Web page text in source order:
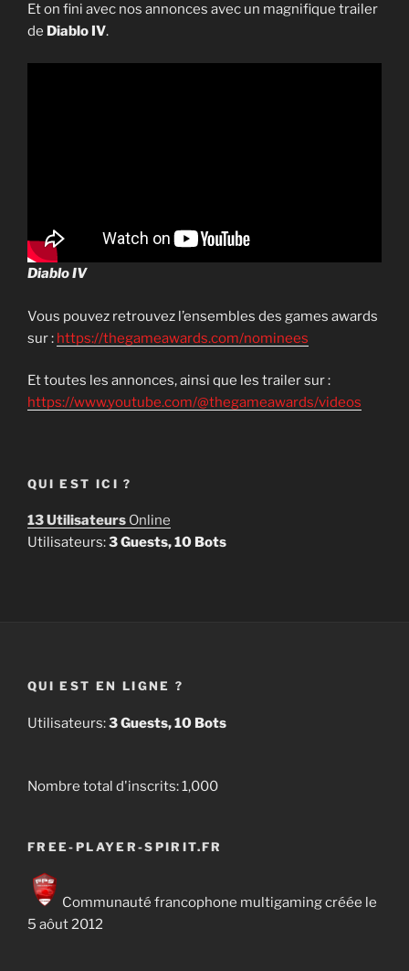
Et on fini avec nos annonces avec un magnifique trailer
de Diablo IV.
Diablo IV
Vous pouvez retrouvez l’ensembles des games awards
sur : https://thegameawards.com/nominees
Et toutes les annonces, ainsi que les trailer sur :
https://www.youtube.com/@thegameawards/videos
QUI EST ICI ?
13 Utilisateurs Online
Utilisateurs:3 Guests, 10 Bots
QUI EST EN LIGNE ?
Utilisateurs:3 Guests, 10 Bots
Nombre total d'inscrits:1,000
FREE-PLAYER-SPIRIT.FR
Communauté francophone multigaming créée le
5 aôut 2012